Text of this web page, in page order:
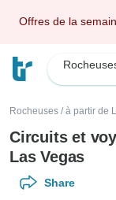
Offres de la
Rocheuses / à partir de
Circuits et
Las Vegas
Share